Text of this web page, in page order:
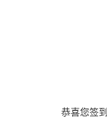
恭喜您签